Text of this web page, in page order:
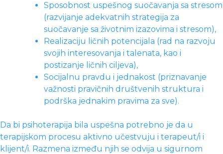
Sposobnost uspešnog suočavanja sa stresom
(razvijanje adekvatnih strategija za
suočavanje sa životnim izazovima i stresom),
Realizaciju ličnih potencijala (rad na razvoju
svojih interesovanja i talenata, kao i
postizanje ličnih ciljeva),
Socijalnu pravdu i jednakost (priznavanje
važnosti pravičnih društvenih struktura i
podrška jednakim pravima za sve).
Da bi psihoterapija bila uspešna potrebno je da u
terapijskom procesu aktivno učestvuju i terapeut/i i
klijent/i. Razmena između njih se odvija u sigurnom